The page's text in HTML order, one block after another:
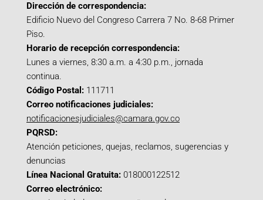
Dirección de correspondencia:
Edificio Nuevo del Congreso Carrera 7 No. 8-68 Primer
Piso.
Horario de recepción correspondencia:
Lunes a viernes, 8:30 a.m. a 4:30 p.m., jornada
continua.
Código Postal: 111711
Correo notificaciones judiciales:
notificacionesjudiciales@camara.gov.co
PQRSD:
Atención peticiones, quejas, reclamos, sugerencias y
denuncias
Línea Nacional Gratuita: 018000122512
Correo electrónico: